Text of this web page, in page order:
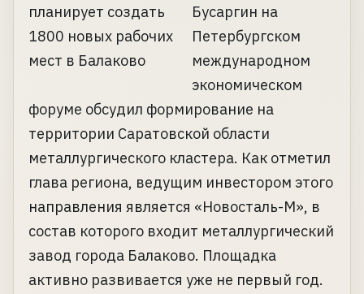
Бусаргин на
Петербургском
международном
экономическом
форуме обсудил формирование на
территории Саратовской области
металлургического кластера. Как отметил
глава региона, ведущим инвестором этого
направления является «Новосталь-М», в
состав которого входит металлургический
завод города Балаково. Площадка
активно развивается уже не первый год.